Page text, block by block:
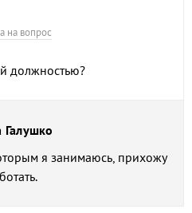
на вопрос
должностью?
Галушко
я занимаюсь, прихожу